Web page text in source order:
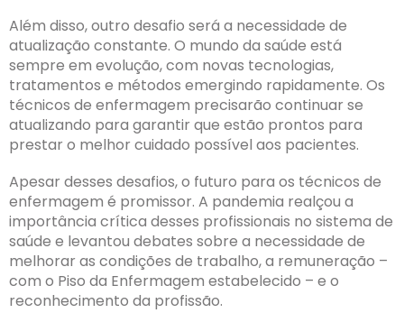
Além disso, outro desafio será a necessidade de
atualização constante. O mundo da saúde está
sempre em evolução, com novas tecnologias,
tratamentos e métodos emergindo rapidamente. Os
técnicos de enfermagem precisarão continuar se
atualizando para garantir que estão prontos para
prestar o melhor cuidado possível aos pacientes.
Apesar desses desafios, o futuro para os técnicos de
enfermagem é promissor. A pandemia realçou a
importância crítica desses profissionais no sistema de
saúde e levantou debates sobre a necessidade de
melhorar as condições de trabalho, a remuneração –
com o Piso da Enfermagem estabelecido – e o
reconhecimento da profissão.